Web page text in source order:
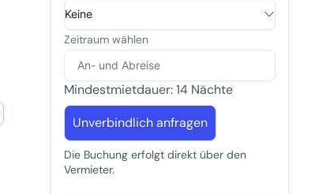
Mindestmietdauer: 14 Nächte
Unverbindlich anfragen
Die Buchung erfolgt direkt über den
Vermieter.